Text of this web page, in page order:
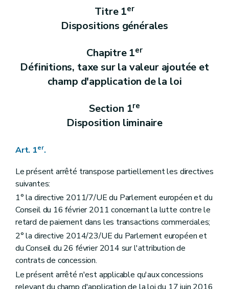
Art. 40
Art. 41
Section 3
Droit d'information de l'adjudicateur
Art. 44
Titre 3 Dispositions relatives à l'exécution des concessions
Chapitre 1er
Les documents de concession
Règles générales d'exécution des concessions
Section 1
Moyens de communication électroniques
Art. 46
Art. 48
Section 4 Sous-traitance
Art. 50
Art. 51
Art. 52
Art. 53
Art. 54
Art. 55
Section 5 Paiements
Art. 57
Art. 58
Titre 1er
Dispositions générales
Chapitre 1er
Définitions, taxe sur la valeur ajoutée et
champ d'application de la loi
Section 1re
Disposition liminaire
Art. 1er.
Le présent arrêté transpose partiellement les directives
suivantes:
1° la directive 2011/7/UE du Parlement européen et du
Conseil du 16 février 2011 concernant la lutte contre le
retard de paiement dans les transactions commerciales;
2° la directive 2014/23/UE du Parlement européen et
du Conseil du 26 février 2014 sur l'attribution de
contrats de concession.
Le présent arrêté n'est applicable qu'aux concessions
relevant du champ d'application de la loi du 17 juin 2016